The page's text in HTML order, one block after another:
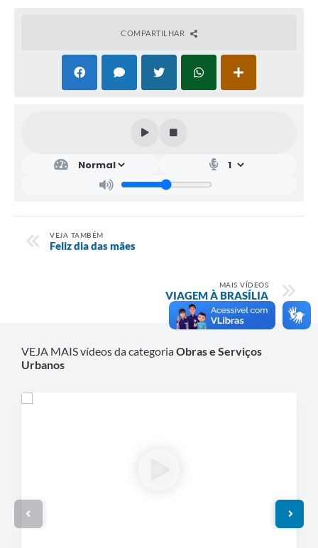
COMPARTILHAR
VEJA TAMBÉM
Feliz dia das mães
MAIS VÍDEOS
VIAGEM À BRASÍLIA
VEJA MAIS vídeos da categoriaObras e Serviços
Urbanos